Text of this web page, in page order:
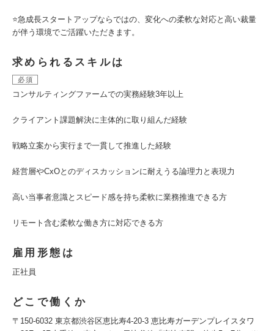
⭐急成⾧スタートアップならではの、変化への柔軟な対応と高い裁量
が伴う環境でご活躍いただきます。
求められるスキルは
必須
コンサルティングファームでの実務経験3年以上
クライアント課題解決に主体的に取り組んだ経験
戦略立案から実行まで一貫して推進した経験
経営層やCxOとのディスカッションに耐えうる論理力と表現力
高い当事者意識とスピード感を持ち柔軟に業務推進できる方
リモート含む柔軟な働き方に対応できる方
雇用形態は
正社員
どこで働くか
〒150‑6032 東京都渋谷区恵比寿4-20-3 恵比寿ガーデンプレイスタワ